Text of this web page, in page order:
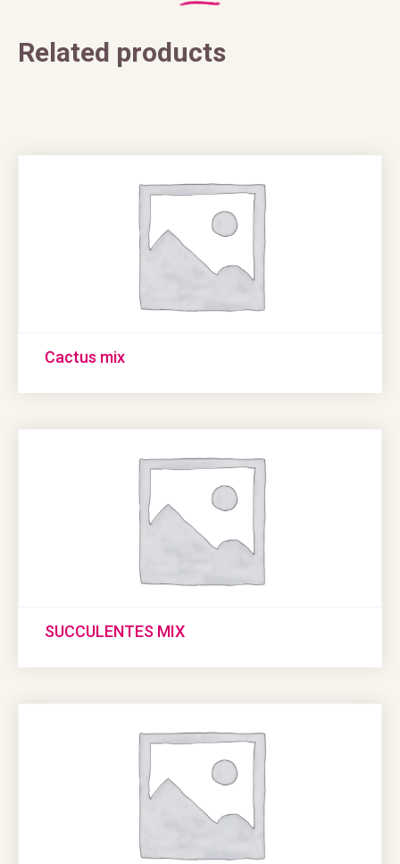
Related products
Cactus mix
SUCCULENTES MIX